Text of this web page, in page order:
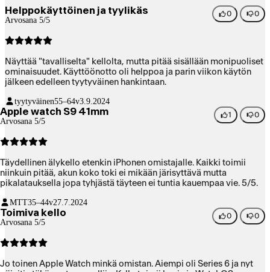
Helppokäyttöinen ja tyylikäs
Arvosana 5/5
0 0
Näyttää "tavalliselta" kellolta, mutta pitää sisällään monipuoliset
ominaisuudet. Käyttöönotto oli helppoa ja parin viikon käytön
jälkeen edelleen tyytyväinen hankintaan.
tyytyväinen55–64v3.9.2024
Apple watch S9 41mm
Arvosana 5/5
1 0
Täydellinen älykello etenkin iPhonen omistajalle. Kaikki toimii
niinkuin pitää, akun koko toki ei mikään järisyttävä mutta
pikalatauksella jopa tyhjästä täyteen ei tuntia kauempaa vie. 5/5.
MTT35–44v27.7.2024
Toimiva kello
Arvosana 5/5
0 0
Jo toinen Apple Watch minkä omistan. Aiempi oli Series 6 ja nyt